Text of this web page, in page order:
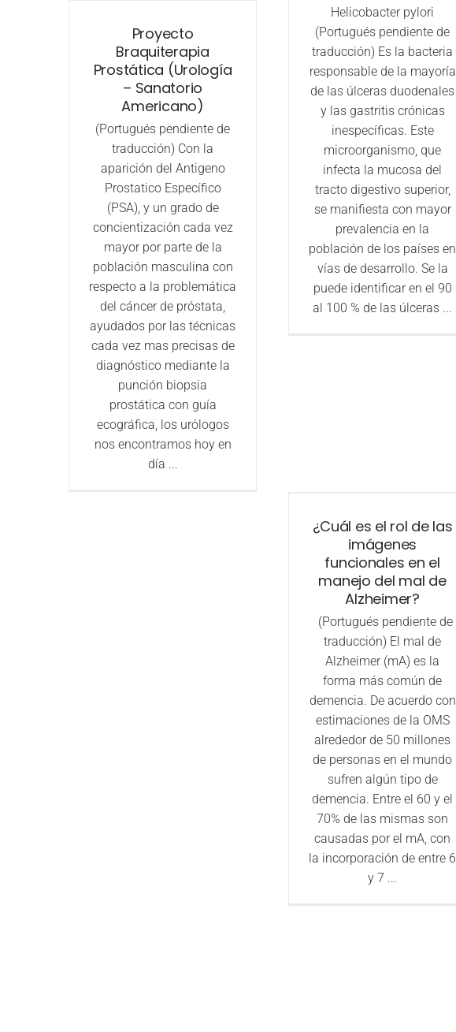
Helicobacter pylori
(Portugués pendiente de
traducción) Es la bacteria
responsable de la mayoría
de las úlceras duodenales
y las gastritis crónicas
inespecíficas. Este
microorganismo, que
infecta la mucosa del
tracto digestivo superior,
se manifiesta con mayor
prevalencia en la
población de los países en
vías de desarrollo. Se la
puede identificar en el 90
al 100 % de las úlceras ...
Proyecto
Braquiterapia
Prostática (Urología
– Sanatorio
Americano)
(Portugués pendiente de
traducción) Con la
aparición del Antigeno
Prostatico Específico
(PSA), y un grado de
concientización cada vez
mayor por parte de la
población masculina con
respecto a la problemática
del cáncer de próstata,
ayudados por las técnicas
cada vez mas precisas de
diagnóstico mediante la
punción biopsia
prostática con guía
ecográfica, los urólogos
nos encontramos hoy en
día ...
¿Cuál es el rol de las
imágenes
funcionales en el
manejo del mal de
Alzheimer?
(Portugués pendiente de
traducción) El mal de
Alzheimer (mA) es la
forma más común de
demencia. De acuerdo con
estimaciones de la OMS
alrededor de 50 millones
de personas en el mundo
sufren algún tipo de
demencia. Entre el 60 y el
70% de las mismas son
causadas por el mA, con
la incorporación de entre 6
y 7 ...